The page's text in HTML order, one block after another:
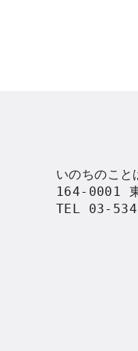
いのちのこ
164-0001
TEL 03-